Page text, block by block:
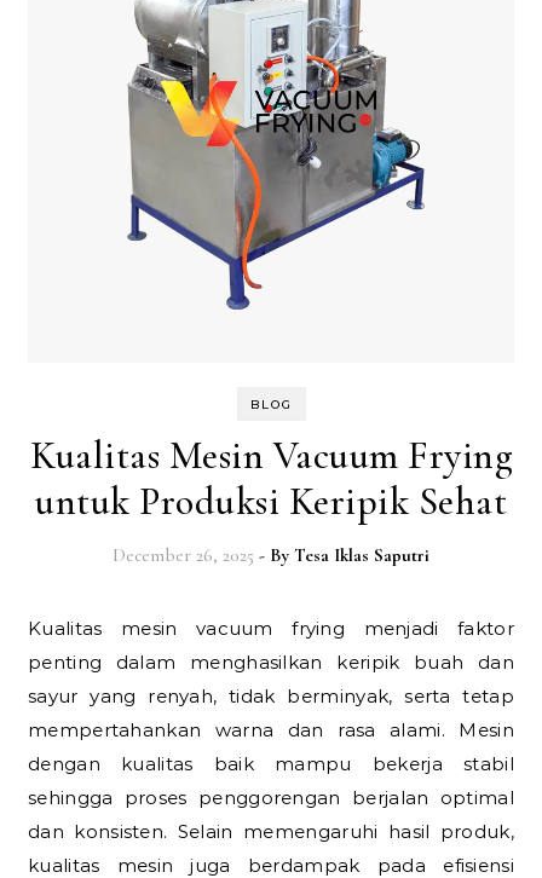
BLOG
Kualitas Mesin Vacuum Frying
untuk Produksi Keripik Sehat
December 26, 2025 - By Tesa Iklas Saputri
Kualitas mesin vacuum frying menjadi faktor
penting dalam menghasilkan keripik buah dan
sayur yang renyah, tidak berminyak, serta tetap
mempertahankan warna dan rasa alami. Mesin
dengan kualitas baik mampu bekerja stabil
sehingga proses penggorengan berjalan optimal
dan konsisten. Selain memengaruhi hasil produk,
kualitas mesin juga berdampak pada efisiensi